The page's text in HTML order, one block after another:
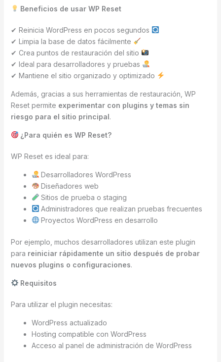
Beneficios de usar WP Reset
✔ Reinicia WordPress en pocos segundos
✔ Limpia la base de datos fácilmente
✔ Crea puntos de restauración del sitio
✔ Ideal para desarrolladores y pruebas
✔ Mantiene el sitio organizado y optimizado
Además, gracias a sus herramientas de restauración, WP
Reset permite experimentar con plugins y temas sin
riesgo para el sitio principal.
¿Para quién es WP Reset?
WP Reset es ideal para:
Desarrolladores WordPress
Diseñadores web
Sitios de prueba o staging
Administradores que realizan pruebas frecuentes
Proyectos WordPress en desarrollo
Por ejemplo, muchos desarrolladores utilizan este plugin
para reiniciar rápidamente un sitio después de probar
nuevos plugins o configuraciones.
Requisitos
Para utilizar el plugin necesitas:
WordPress actualizado
Hosting compatible con WordPress
Acceso al panel de administración de WordPress